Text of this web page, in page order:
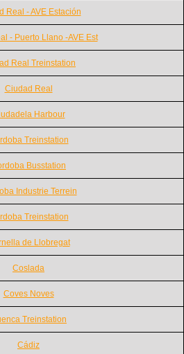
Real - AVE Estación
- Puerto Llano -AVE Est
Real Treinstation
Ciudad Real
Harbour
Treinstation
Busstation
Industrie Terrein
Treinstation
de Llobregat
Coslada
Coves Noves
Treinstation
Cádiz